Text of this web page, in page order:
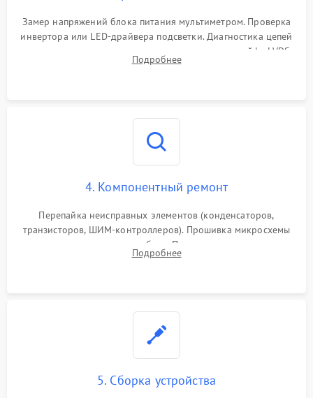
Поломка системы защиты
Замер напряжений блока питания мультиметром. Проверка
инвертора или LED-драйвера подсветки. Диагностика цепей
питания скалера и тестирование сигналов на шлейфе LVDS
Подробнее
4. Компонентный ремонт
Перепайка неисправных элементов (конденсаторов,
транзисторов, ШИМ-контроллеров). Прошивка микросхемы
памяти при программных сбоях. При поломке подсветки —
разборка матрицы и замена выгоревших светодиодов.
Подробнее
5. Сборка устройства